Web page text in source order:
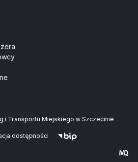
i Transportu Miejskiego w Szczecinie
dostępności